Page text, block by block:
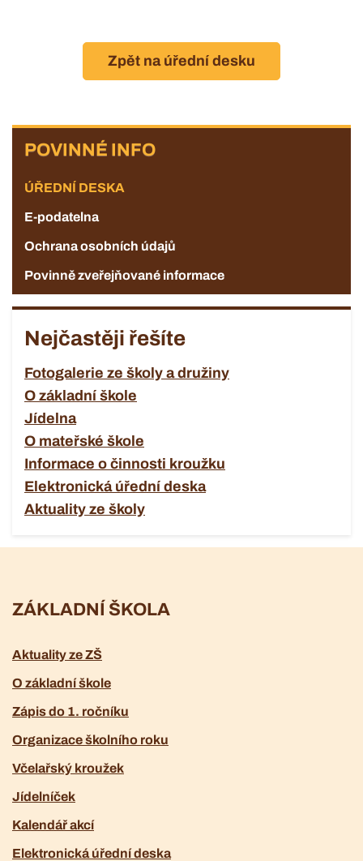
POVINNÉ
INFO
POVINNÉ INFO
ÚŘEDNÍ DESKA
E-podatelna
Ochrana osobních údajů
Povinně zveřejňované informace
Nejčastěji řešíte
Fotogalerie ze školy a družiny
O základní škole
Jídelna
O mateřské škole
Informace o činnosti kroužku
Elektronická úřední deska
Aktuality ze školy
Zpět na úřední desku
ZÁKLADNÍ ŠKOLA
Aktuality ze ZŠ
O základní škole
Zápis do 1. ročníku
Organizace školního roku
Včelařský kroužek
Jídelníček
Kalendář akcí
Elektronická úřední deska